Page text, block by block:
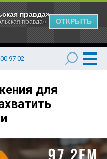
97 02
для
правда»
правда»
ОТКРЫТЬ